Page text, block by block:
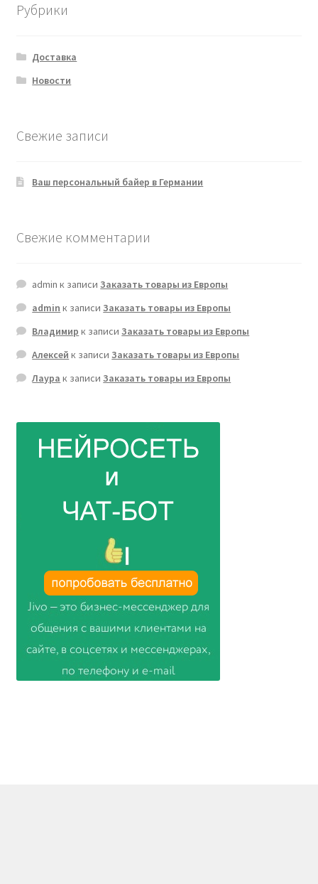
Рубрики
Доставка
Новости
Свежие записи
Ваш персональный байер в Германии
Свежие комментарии
admin к записиЗаказать товары из Европы
admin к записиЗаказать товары из Европы
Владимир к записиЗаказать товары из Европы
Алексей к записиЗаказать товары из Европы
Лаура к записиЗаказать товары из Европы